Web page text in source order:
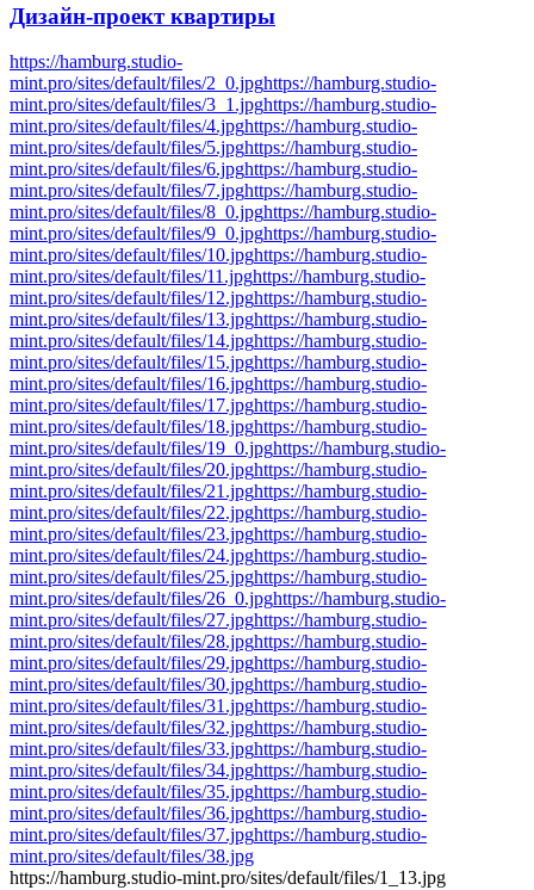
Дизайн-проектквартиры
https://hamburg.studio-
mint.pro/sites/default/files/2_0.jpghttps://hamburg.studio-
mint.pro/sites/default/files/3_1.jpghttps://hamburg.studio-
mint.pro/sites/default/files/4.jpghttps://hamburg.studio-
mint.pro/sites/default/files/5.jpghttps://hamburg.studio-
mint.pro/sites/default/files/6.jpghttps://hamburg.studio-
mint.pro/sites/default/files/7.jpghttps://hamburg.studio-
mint.pro/sites/default/files/8_0.jpghttps://hamburg.studio-
mint.pro/sites/default/files/9_0.jpghttps://hamburg.studio-
mint.pro/sites/default/files/10.jpghttps://hamburg.studio-
mint.pro/sites/default/files/11.jpghttps://hamburg.studio-
mint.pro/sites/default/files/12.jpghttps://hamburg.studio-
mint.pro/sites/default/files/13.jpghttps://hamburg.studio-
mint.pro/sites/default/files/14.jpghttps://hamburg.studio-
mint.pro/sites/default/files/15.jpghttps://hamburg.studio-
mint.pro/sites/default/files/16.jpghttps://hamburg.studio-
mint.pro/sites/default/files/17.jpghttps://hamburg.studio-
mint.pro/sites/default/files/18.jpghttps://hamburg.studio-
mint.pro/sites/default/files/19_0.jpghttps://hamburg.studio-
mint.pro/sites/default/files/20.jpghttps://hamburg.studio-
mint.pro/sites/default/files/21.jpghttps://hamburg.studio-
mint.pro/sites/default/files/22.jpghttps://hamburg.studio-
mint.pro/sites/default/files/23.jpghttps://hamburg.studio-
mint.pro/sites/default/files/24.jpghttps://hamburg.studio-
mint.pro/sites/default/files/25.jpghttps://hamburg.studio-
mint.pro/sites/default/files/26_0.jpghttps://hamburg.studio-
mint.pro/sites/default/files/27.jpghttps://hamburg.studio-
mint.pro/sites/default/files/28.jpghttps://hamburg.studio-
mint.pro/sites/default/files/29.jpghttps://hamburg.studio-
mint.pro/sites/default/files/30.jpghttps://hamburg.studio-
mint.pro/sites/default/files/31.jpghttps://hamburg.studio-
mint.pro/sites/default/files/32.jpghttps://hamburg.studio-
mint.pro/sites/default/files/33.jpghttps://hamburg.studio-
mint.pro/sites/default/files/34.jpghttps://hamburg.studio-
mint.pro/sites/default/files/35.jpghttps://hamburg.studio-
mint.pro/sites/default/files/36.jpghttps://hamburg.studio-
mint.pro/sites/default/files/37.jpghttps://hamburg.studio-
mint.pro/sites/default/files/38.jpg
https://hamburg.studio-mint.pro/sites/default/files/1_13.jpg